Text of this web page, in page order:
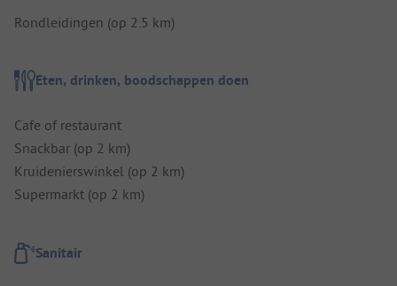
Rondleidingen (op 2.5 km)
Eten, drinken, boodschappen doen
Cafe of restaurant
Snackbar (op 2 km)
Kruidenierswinkel (op 2 km)
Supermarkt (op 2 km)
Sanitair